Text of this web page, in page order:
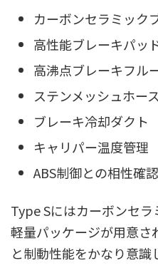
カーボンセラミック
高性能ブレーキパッ
高沸点ブレーキフル
ステンメッシュホース
ブレーキ冷却ダクト
キャリパー温度管理
ABS制御との相性確認
Type Sにはカーボンセ
軽量パッケージが用意さ
と制動性能をかなり意識